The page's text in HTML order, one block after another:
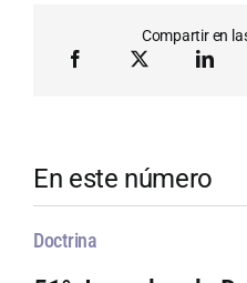
Compartir en
En este número
Doctrina